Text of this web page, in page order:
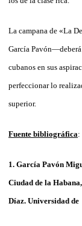
La campana de «La
García
cubanos en sus
perfeccionar lo
superior.
Fuente bibliográfica:
1. García Pavón
Ciudad de la
Díaz. Universidad